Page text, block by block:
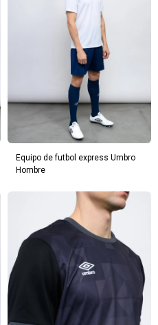
Equipo de futbol express Umbro
Hombre
más ágil de
sin recargo o hasta en
con tu cédula!
crediticia.
para comprar